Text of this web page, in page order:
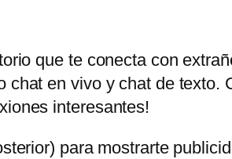
que te conecta con
en vivo y chat de
interesantes!
para mostrarte